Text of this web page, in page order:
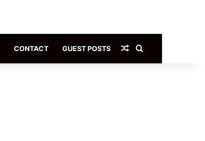
CONTACT GUEST POSTS Article Aléatoire